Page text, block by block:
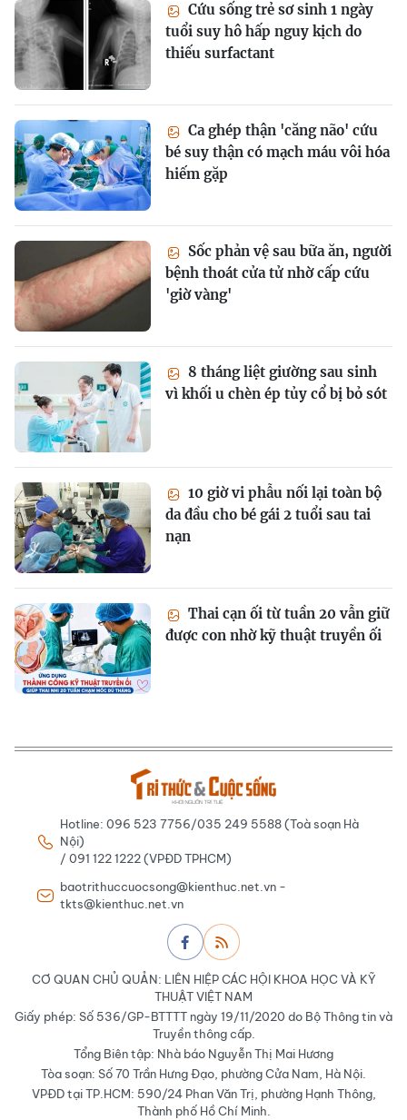
Cứu sống trẻ sơ sinh 1 ngày
tuổi suy hô hấp nguy kịch do
thiếu surfactant
Ca ghép thận 'căng não' cứu
bé suy thận có mạch máu vôi hóa
hiếm gặp
Sốc phản vệ sau bữa ăn, người
bệnh thoát cửa tử nhờ cấp cứu
'giờ vàng'
8 tháng liệt giường sau sinh
vì khối u chèn ép tủy cổ bị bỏ sót
10 giờ vi phẫu nối lại toàn bộ
da đầu cho bé gái 2 tuổi sau tai
nạn
Thai cạn ối từ tuần 20 vẫn giữ
được con nhờ kỹ thuật truyền ối
Hotline: 096 523 7756/035 249 5588 (Toà soạn Hà
Nội)
/ 091 122 1222 (VPĐD TPHCM)
baotrithuccuocsong@kienthuc.net.vn -
tkts@kienthuc.net.vn
CƠ QUAN CHỦ QUẢN: LIÊN HIỆP CÁC HỘI KHOA HỌC VÀ KỸ
THUẬT VIỆT NAM
Giấy phép: Số 536/GP-BTTTT ngày 19/11/2020 do Bộ Thông tin và
Truyền thông cấp.
Tổng Biên tập: Nhà báo Nguyễn Thị Mai Hương
Tòa soạn: Số 70 Trần Hưng Đạo, phường Cửa Nam, Hà Nội.
VPĐD tại TP.HCM: 590/24 Phan Văn Trị, phường Hạnh Thông,
Thành phố Hồ Chí Minh.